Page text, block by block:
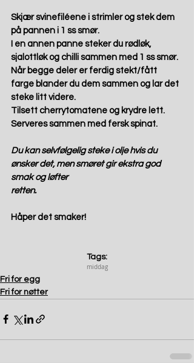
Skjær svinefiléene i strimler og stek dem
på pannen i 1 ss smør.
I en annen panne steker du rødløk,
sjalottløk og chilli sammen med 1 ss smør.
Når begge deler er ferdig stekt/fått
farge blander du dem sammen og lar det
steke litt videre.
Tilsett cherrytomatene og krydre lett.
Serveres sammen med fersk spinat.
Du kan selvfølgelig steke i olje hvis du
ønsker det, men smøret gir ekstra god
smak og løfter
retten.
Håper det smaker!
Tags:
middag
Fri for egg
Fri for nøtter